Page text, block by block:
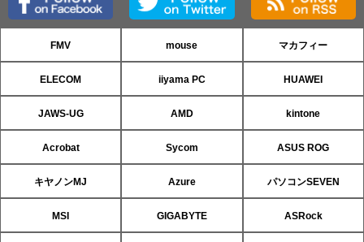
FMV mouse マカフィー
ELECOM iiyama PC HUAWEI
JAWS-UG AMD kintone
Acrobat Sycom ASUS ROG
キヤノンMJ Azure パソコンSEVEN
MSI GIGABYTE ASRock